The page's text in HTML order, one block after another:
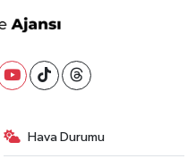
Hava Durumu